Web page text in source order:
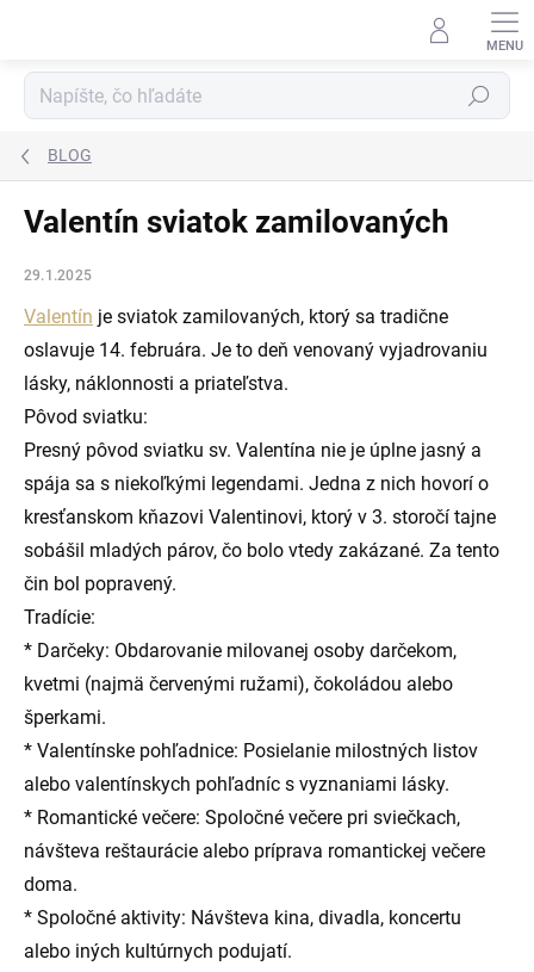
Hľadať
BLOG
Valentín sviatok zamilovaných
29.1.2025
Valentín je sviatok zamilovaných, ktorý sa tradične
oslavuje 14. februára. Je to deň venovaný vyjadrovaniu
lásky, náklonnosti a priateľstva.
Pôvod sviatku:
Presný pôvod sviatku sv. Valentína nie je úplne jasný a
spája sa s niekoľkými legendami. Jedna z nich hovorí o
kresťanskom kňazovi Valentinovi, ktorý v 3. storočí tajne
sobášil mladých párov, čo bolo vtedy zakázané. Za tento
čin bol popravený.
Tradície:
* Darčeky: Obdarovanie milovanej osoby darčekom,
kvetmi (najmä červenými ružami), čokoládou alebo
šperkami.
* Valentínske pohľadnice: Posielanie milostných listov
alebo valentínskych pohľadníc s vyznaniami lásky.
* Romantické večere: Spoločné večere pri sviečkach,
návšteva reštaurácie alebo príprava romantickej večere
doma.
* Spoločné aktivity: Návšteva kina, divadla, koncertu
alebo iných kultúrnych podujatí.